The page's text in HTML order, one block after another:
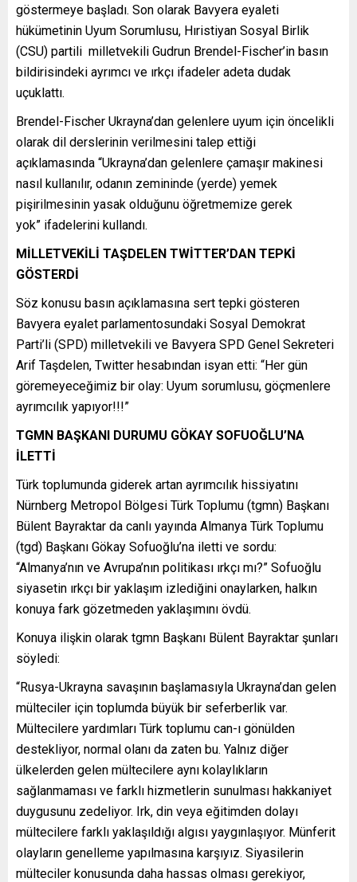
göstermeye başladı. Son olarak Bavyera eyaleti
hükümetinin Uyum Sorumlusu, Hıristiyan Sosyal Birlik
(CSU) partili milletvekili Gudrun Brendel-Fischer’in basın
bildirisindeki ayrımcı ve ırkçı ifadeler adeta dudak
uçuklattı.
Brendel-Fischer Ukrayna’dan gelenlere uyum için öncelikli
olarak dil derslerinin verilmesini talep ettiği
açıklamasında “Ukrayna’dan gelenlere çamaşır makinesi
nasıl kullanılır, odanın zemininde (yerde) yemek
pişirilmesinin yasak olduğunu öğretmemize gerek
yok” ifadelerini kullandı.
MİLLETVEKİLİ TAŞDELEN TWİTTER’DAN TEPKİ
GÖSTERDİ
Söz konusu basın açıklamasına sert tepki gösteren
Bavyera eyalet parlamentosundaki Sosyal Demokrat
Parti’li (SPD) milletvekili ve Bavyera SPD Genel Sekreteri
Arif Taşdelen, Twitter hesabından isyan etti: “Her gün
göremeyeceğimiz bir olay: Uyum sorumlusu, göçmenlere
ayrımcılık yapıyor!!!”
TGMN BAŞKANI DURUMU GÖKAY SOFUOĞLU’NA
İLETTİ
Türk toplumunda giderek artan ayrımcılık hissiyatını
Nürnberg Metropol Bölgesi Türk Toplumu (tgmn) Başkanı
Bülent Bayraktar da canlı yayında Almanya Türk Toplumu
(tgd) Başkanı Gökay Sofuoğlu’na iletti ve sordu:
“Almanya’nın ve Avrupa’nın politikası ırkçı mı?” Sofuoğlu
siyasetin ırkçı bir yaklaşım izlediğini onaylarken, halkın
konuya fark gözetmeden yaklaşımını övdü.
Konuya ilişkin olarak tgmn Başkanı Bülent Bayraktar şunları
söyledi:
“Rusya-Ukrayna savaşının başlamasıyla Ukrayna’dan gelen
mülteciler için toplumda büyük bir seferberlik var.
Mültecilere yardımları Türk toplumu can-ı gönülden
destekliyor, normal olanı da zaten bu. Yalnız diğer
ülkelerden gelen mültecilere aynı kolaylıkların
sağlanmaması ve farklı hizmetlerin sunulması hakkaniyet
duygusunu zedeliyor. Irk, din veya eğitimden dolayı
mültecilere farklı yaklaşıldığı algısı yaygınlaşıyor. Münferit
olayların genelleme yapılmasına karşıyız. Siyasilerin
mülteciler konusunda daha hassas olması gerekiyor,